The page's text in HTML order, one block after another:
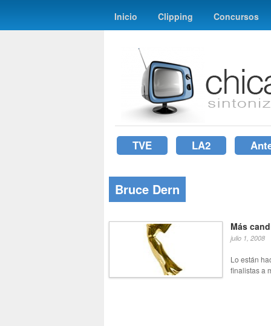
Inicio Clipping Concursos
TVE LA2
Bruce Dern
Más
julio 1, 2008
Lo están
finalistas a